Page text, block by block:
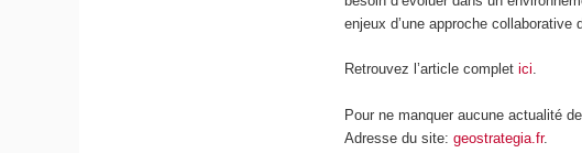
enjeux d’une approche
Retrouvez l’article completici
Pour ne manquer aucune actualité
Adresse du site:geostrategia.fr.